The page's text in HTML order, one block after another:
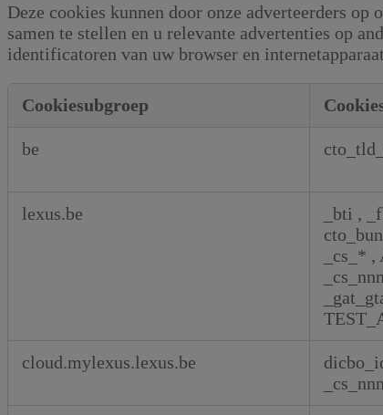
Deze cookies kunnen door onze adverteerders
samen te stellen en u relevante advertenties op
identificatoren van uw browser en
Doelgroepgerichte
cookies
Cookiesubgroep
be
lexus.be _bti ,
_cs_* ,
cloud.mylexus.lexus.be